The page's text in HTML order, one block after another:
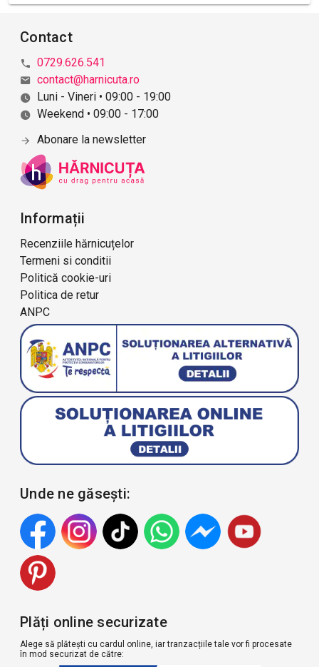
Contact
0729.626.541
contact@harnicuta.ro
Luni - Vineri • 09:00 - 19:00
Weekend • 09:00 - 17:00
Abonare la newsletter
Informații
Recenziile hărnicuțelor
Termeni si conditii
Politică cookie-uri
Politica de retur
ANPC
Unde ne găsești:
Plăți online securizate
Alege să plătești cu cardul online, iar tranzacțiile tale vor fi procesate
în mod securizat de către: